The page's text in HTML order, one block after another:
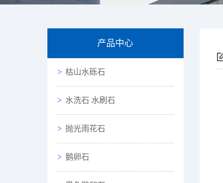
产品中心
枯山水砾石
水洗石 水刷石
抛光雨花石
鹅卵石